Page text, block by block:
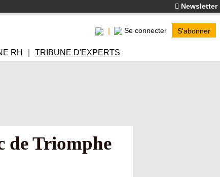
Newsletter
Se connecter S'abonner
RH TRIBUNE D'EXPERTS
de Triomphe